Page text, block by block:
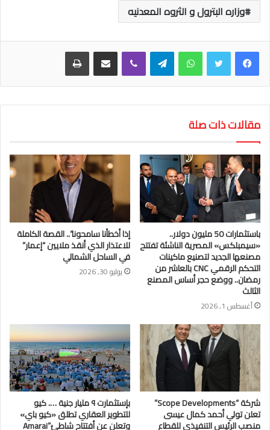
وزاره البترول و الثروه المعدنيه
واتساب تيلقرام
مقالات ذات صلة
باستثمارات 50 مليون دولار..
«سيمبلكس» المصرية الناشئة تفتتح
مصنعها الجديد لتصنيع ماكينات
التحكم الرقمي CNC بالعاشر من
رمضان.. ووضع حجر أساس المصنع
الثالث
أغسطس 1, 2026
إذا أخطأنا سامحونا”.. القصة الكاملة
للاعتذار الذي أنقذ ملايين “إعمار”
في الساحل الشمالي
يوليو 30, 2026
شركة “Scope Developments”
تعلن تولي أحمد كمال عيسى
منصب الرئيس التنفيذي للقطاع
بإستثمارت ٩ مليار جنية …. كيو
للتطوير العقاري تطلق «كيو باي»
وتعلن عن أفتتاح شاطئ”Amarai